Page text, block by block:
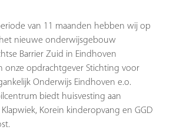
van 11 maanden hebben wij op
nieuwe onderwijsgebouw
Barrier Zuid in Eindhoven
onze opdrachtgever Stichting voor
Onderwijs Eindhoven e.o.
biedt huisvesting aan
Klapwiek, Korein kinderopvang en GGD